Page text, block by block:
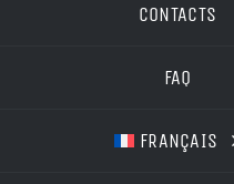
CONTACTS
FAQ
FRANÇAIS